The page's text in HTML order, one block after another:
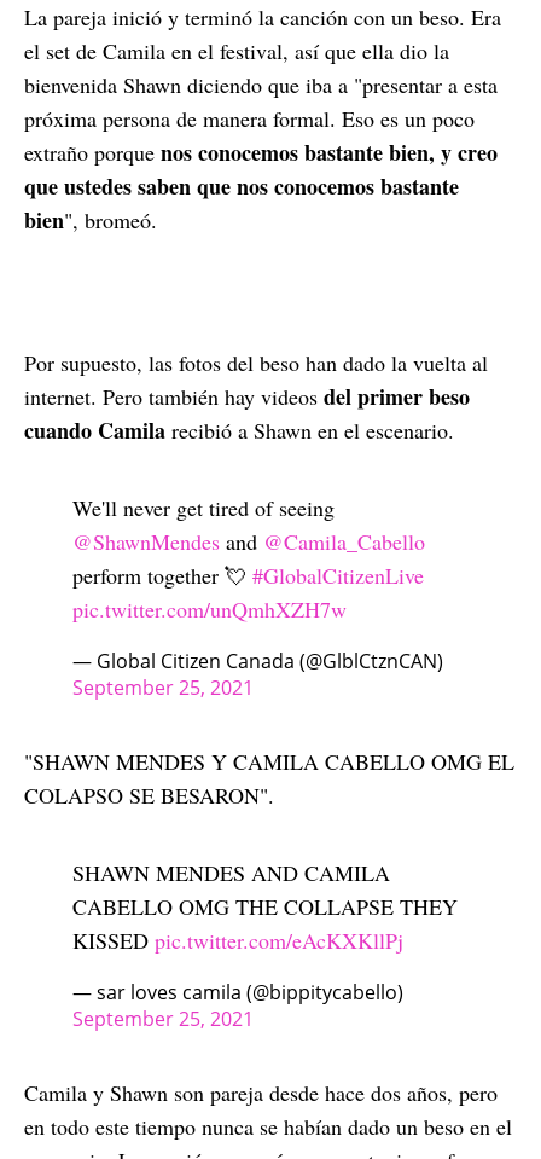
La pareja inició y terminó la canción con un beso. Era
el set de Camila en el festival, así que ella dio la
bienvenida Shawn diciendo que iba a "presentar a esta
próxima persona de manera formal. Eso es un poco
extraño porque nos conocemos bastante bien, y creo
que ustedes saben que nos conocemos bastante
bien", bromeó.
Por supuesto, las fotos del beso han dado la vuelta al
internet. Pero también hay videos del primer beso
cuando Camila recibió a Shawn en el escenario.
We'll never get tired of seeing
@ShawnMendes and @Camila_Cabello
perform together 💘 #GlobalCitizenLive
pic.twitter.com/unQmhXZH7w
— Global Citizen Canada (@GlblCtznCAN)
September 25, 2021
"SHAWN MENDES Y CAMILA CABELLO OMG EL
COLAPSO SE BESARON".
SHAWN MENDES AND CAMILA
CABELLO OMG THE COLLAPSE THEY
KISSED pic.twitter.com/eAcKXKllPj
— sar loves camila (@bippitycabello)
September 25, 2021
Camila y Shawn son pareja desde hace dos años, pero
en todo este tiempo nunca se habían dado un beso en el